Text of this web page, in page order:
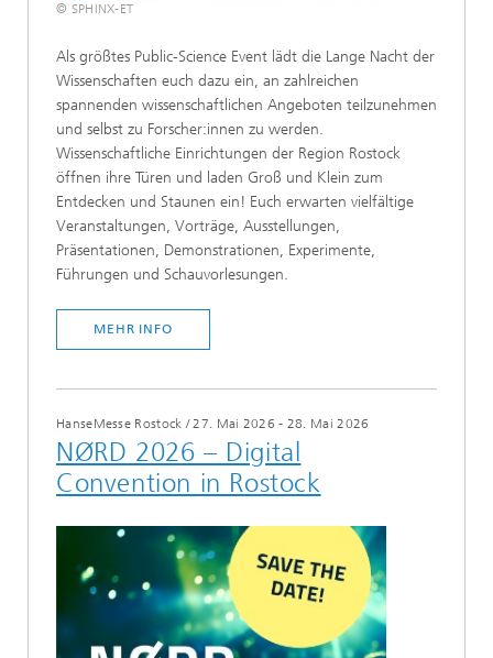
© SPHINX-ET
Als größtes Public-Science Event lädt die Lange Nacht der
Wissenschaften euch dazu ein, an zahlreichen
spannenden wissenschaftlichen Angeboten teilzunehmen
und selbst zu Forscher:innen zu werden.
Wissenschaftliche Einrichtungen der Region Rostock
öffnen ihre Türen und laden Groß und Klein zum
Entdecken und Staunen ein! Euch erwarten vielfältige
Veranstaltungen, Vorträge, Ausstellungen,
Präsentationen, Demonstrationen, Experimente,
Führungen und Schauvorlesungen.
MEHR INFO
HanseMesse Rostock /27. Mai 2026 - 28. Mai 2026
NØRD 2026 – Digital
Convention in Rostock